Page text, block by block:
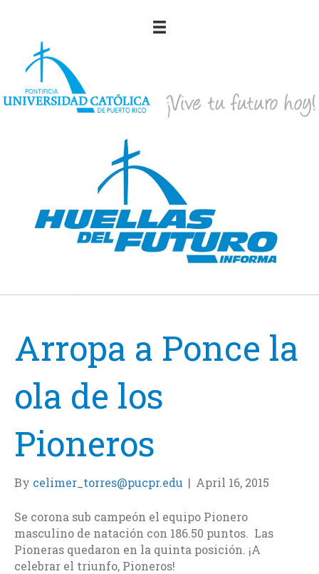
Arropa a Ponce la
ola de los
Pioneros
By celimer_torres@pucpr.edu | April 16, 2015
Se corona sub campeón el equipo Pionero
masculino de natación con 186.50 puntos. Las
Pioneras quedaron en la quinta posición. ¡A
celebrar el triunfo, Pioneros!